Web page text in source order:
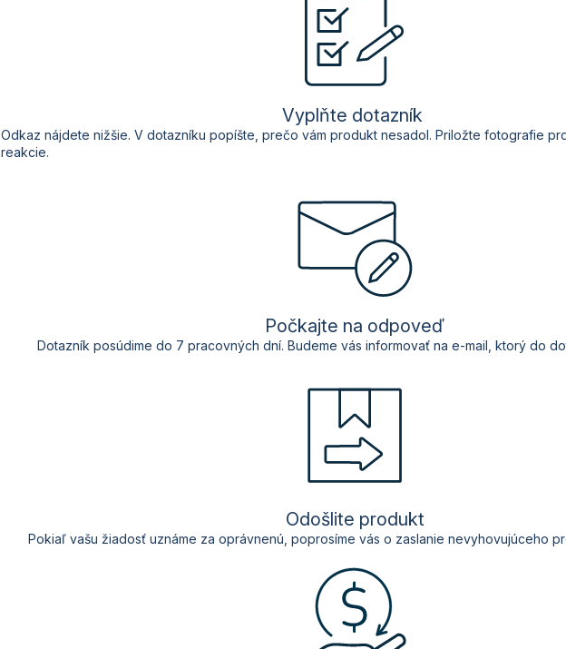
Vyplňte dotazník
Odkaz nájdete nižšie. V dotazníku popíšte prečo vám produkt nesadol. Priložte fotografie
reakcie.
Počkajte na odpoveď
Dotazník posúdime do 7 pracovných dní. Budeme vás informovať na e-mail, ktorý do
Odošlite produkt
Pokiaľ vašu žiadosťuznáme za oprávnenú , poprosíme vás o zaslanie nevyhovujúceho